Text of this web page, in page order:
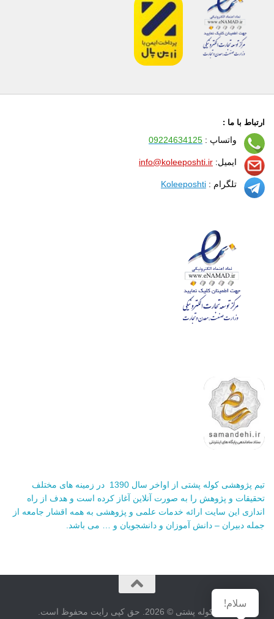
ارتباط با ما :
واتساپ : 09224634125
ایمیل: info@koleeposhti.ir
تلگرام : Koleeposhti
تیم پژوهشی کوله پشتی از اواخر سال 1390 در زمینه های مختلف
تحقیقات و پژوهش را به صورت آنلاین آغاز کرده است و هدف از راه
اندازی این سایت ارائه خدمات علمی و پژوهشی به همه اقشار جامعه از
جمله دبیران – دانش آموزان و دانشجویان و … می باشد.
سایت کوله پشتی © 2026. حق کپی رایت محفوظ است.